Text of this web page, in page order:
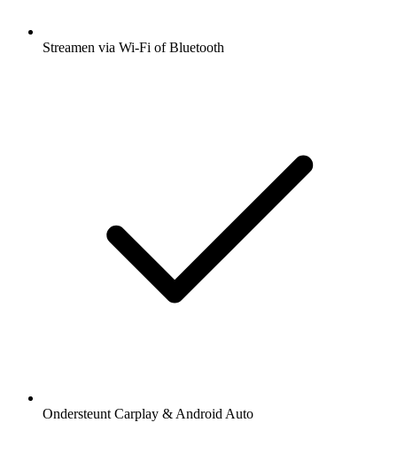
Streamen via Wi-Fi of Bluetooth
Ondersteunt Carplay & Android Auto